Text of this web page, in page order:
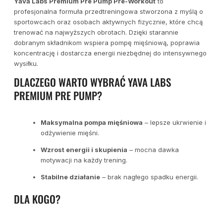
profesjonalna formuła przedtreningowa stworzona z myślą o
sportowcach oraz osobach aktywnych fizycznie, które chcą
trenować na najwyższych obrotach. Dzięki starannie
dobranym składnikom wspiera pompę mięśniową, poprawia
koncentrację i dostarcza energii niezbędnej do intensywnego
wysiłku.
DLACZEGO WARTO WYBRAĆ YAVA LABS
PREMIUM PRE PUMP?
Maksymalna pompa mięśniowa – lepsze ukrwienie i
odżywienie mięśni.
Wzrost energii i skupienia – mocna dawka
motywacji na każdy trening.
Stabilne działanie – brak nagłego spadku energii.
DLA KOGO?